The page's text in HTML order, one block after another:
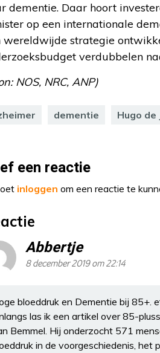
dementie. Daar hoort
op een internationale
wereldwijde strategie
verdubbelen
NOS, NRC, ANP)
dementie Hugo de
een reactie
inloggen om een reactie te
Abbertje
8 december 2019 om 22:14
bloeddruk en Dementie bij 85+.
las ik een artikel over 85-
Bemmel. Hij onderzocht 571
in de voorgeschiedenis, het